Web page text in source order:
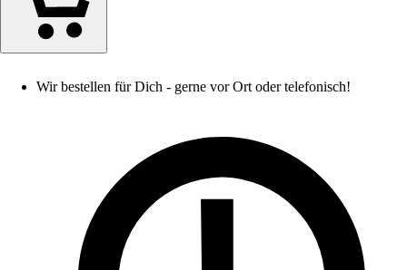
Wir bestellen für Dich - gerne vor Ort oder telefonisch!